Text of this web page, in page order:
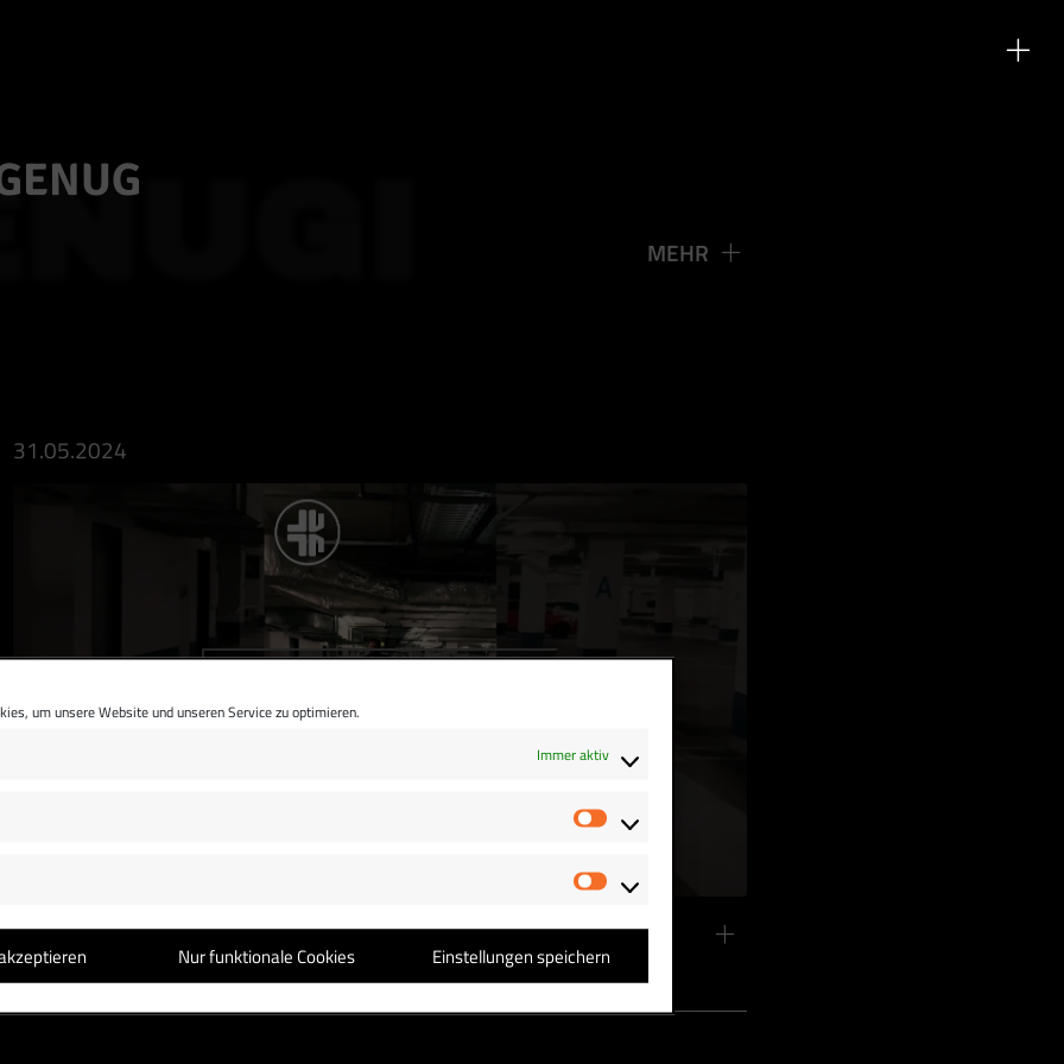
um unsere Website und unseren Service zu optimieren.
Immer aktiv
Statistiken
Marketing
Nur funktionale Cookies Einstellungen speichern
MEHR
31.05.2024
akzeptieren und diesen Inhalt zu aktivieren
NOCH EINE WOCHE BIS DIE SINGLE RAUSKOMMT
Heute in einer Woche ist es soweit: „Vorbei ist vorbei“ kommt raus! …